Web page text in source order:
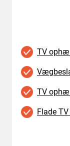
TV
TV
Flade